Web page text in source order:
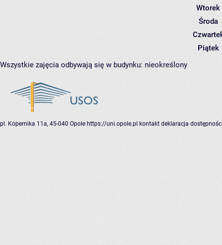
Wtorek
Środa
Piątek
Wszystkie zajęcia odbywają się w budynku: nieokreślony
pl. Kopernika 11a, 45-040 Opole https://uni.opole.pl kontakt deklaracja